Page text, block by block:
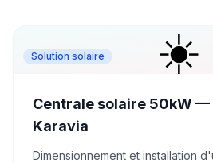
☀️
Solution solaire
Centrale solaire 50kW —
Karavia
Dimensionnement et installation